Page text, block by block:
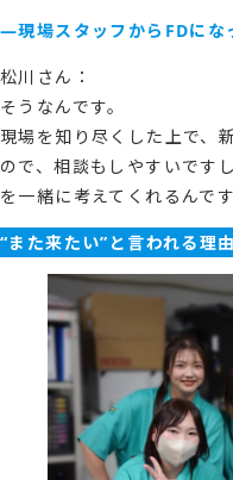
―現場スタッフからFDにな
松川さん：
そうなんです。
現場を知り尽くした上で、
ので、相談もしやすいです
を一緒に考えてくれるんです
“また来たい”と言われる理由